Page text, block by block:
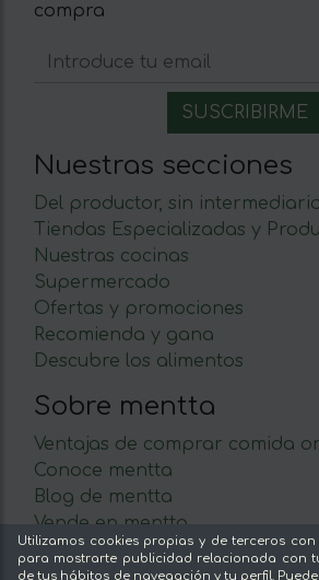
compra
Nuestras secciones
Del productor, sin
Tiendas Especializadas y
Nuestras cocinas
Supermercado
Ofertas y promociones
Recomienda y gana
Descubre los alimentos
Sobre mentta
Ventajas de comprar comida
Conoce mentta
Blog de mentta
Vende en mentta
Fidelización
Preguntas frecuentes
Utilizamos cookies propias y de terceros
para mostrarte publicidad relacionada con
de tus hábitos de navegación y tu perfil.